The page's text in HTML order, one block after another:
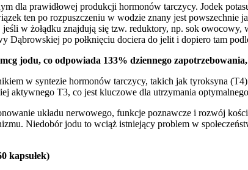
dla prawidłowej produkcji hormonów tarczycy. Jodek
ten po rozpuszczeniu w wodzie znany jest
w żołądku znajdują się tzw. reduktory, np. sok
Dąbrowskiej po połknięciu dociera do jelit i dopiero tam
jodu, co odpowiada 133% dziennego
w syntezie hormonów tarczycy, takich jak tyroksyna
aktywnego T3, co jest kluczowe dla utrzymania
układu nerwowego, funkcje poznawcze i rozwój
Niedobór jodu to wciąż istniejący problem w
kapsułek)